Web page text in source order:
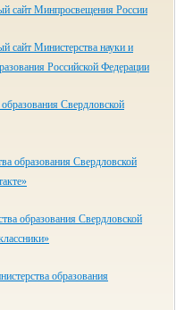
сайт Минпросвещения России
сайт Министерства науки и
Российской Федерации
Свердловской
образования Свердловской
образования Свердловской
образования